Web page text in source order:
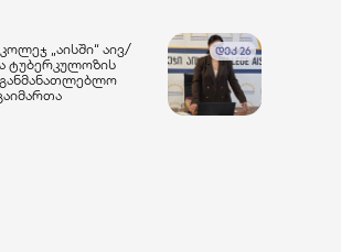
„აისში“ აივ/
ტუბერკულოზის
დეკ 26